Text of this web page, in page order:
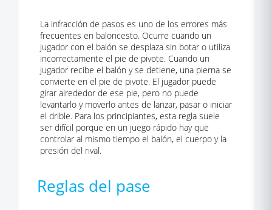
La infracción de pasos es uno de los errores más
frecuentes en baloncesto. Ocurre cuando un
jugador con el balón se desplaza sin botar o utiliza
incorrectamente el pie de pivote. Cuando un
jugador recibe el balón y se detiene, una pierna se
convierte en el pie de pivote. El jugador puede
girar alrededor de ese pie, pero no puede
levantarlo y moverlo antes de lanzar, pasar o iniciar
el drible. Para los principiantes, esta regla suele
ser difícil porque en un juego rápido hay que
controlar al mismo tiempo el balón, el cuerpo y la
presión del rival.
Reglas del pase